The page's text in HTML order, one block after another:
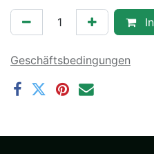
Geschäftsbedingungen